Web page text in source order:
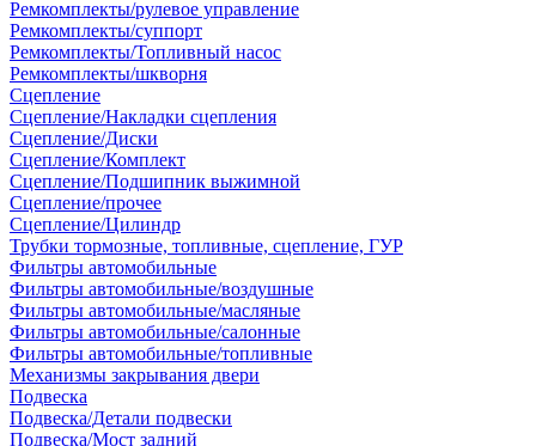
Ремкомплекты/рулевое управление
Ремкомплекты/суппорт
Ремкомплекты/Топливный насос
Ремкомплекты/шкворня
Сцепление
Сцепление/Накладки сцепления
Сцепление/Диски
Сцепление/Комплект
Сцепление/Подшипник выжимной
Сцепление/прочее
Сцепление/Цилиндр
Трубки тормозные, топливные, сцепление, ГУР
Фильтры автомобильные
Фильтры автомобильные/воздушные
Фильтры автомобильные/масляные
Фильтры автомобильные/салонные
Фильтры автомобильные/топливные
Механизмы закрывания двери
Подвеска
Подвеска/Детали подвески
Подвеска/Мост задний